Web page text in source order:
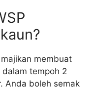
membuat
tempoh 2
Anda boleh semak